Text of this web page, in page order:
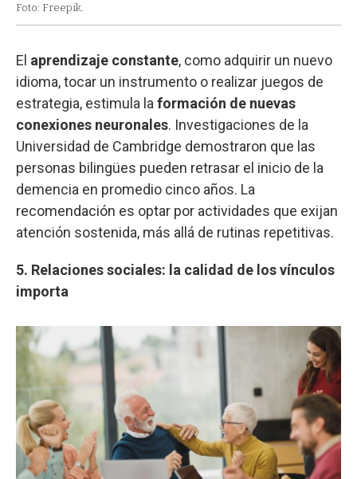
Foto: Freepik.
El aprendizaje constante, como adquirir un nuevo
idioma, tocar un instrumento o realizar juegos de
estrategia, estimula la formación de nuevas
conexiones neuronales. Investigaciones de la
Universidad de Cambridge demostraron que las
personas bilingües pueden retrasar el inicio de la
demencia en promedio cinco años. La
recomendación es optar por actividades que exijan
atención sostenida, más allá de rutinas repetitivas.
5. Relaciones sociales: la calidad de los vínculos
importa